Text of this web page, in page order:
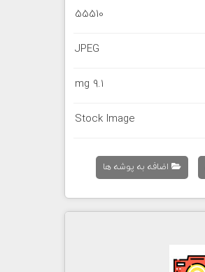
55510
JPEG
9.1 mg
Stock Image
اضافه به پوشه ها